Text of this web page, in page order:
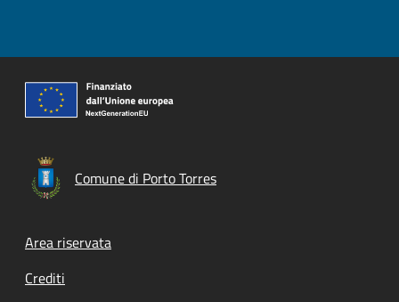
Comune di Porto Torres
Footer menu
Area riservata
Crediti